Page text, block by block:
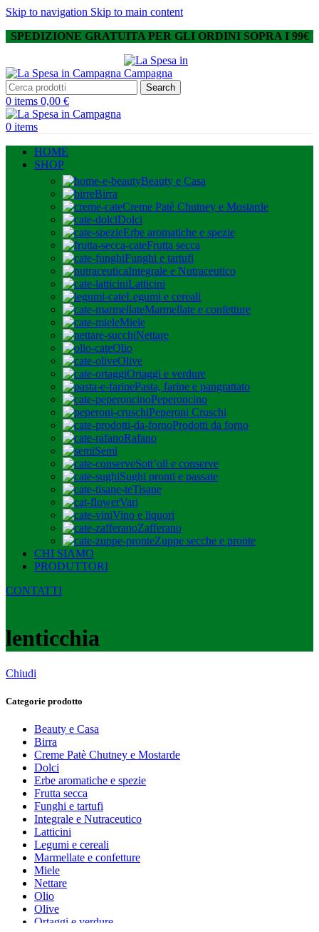
Skip to navigation Skip to main content
SPEDIZIONE GRATUITA PER GLI ORDINI SOPRA I 99€
Search
0 items 0,00 €
0 items
HOME
SHOP
Beauty e Casa
Birra
Creme Patè Chutney e Mostarde
Dolci
Erbe aromatiche e spezie
Frutta secca
Funghi e tartufi
Integrale e Nutraceutico
Latticini
Legumi e cereali
Marmellate e confetture
Miele
Nettare
Olio
Olive
Ortaggi e verdure
Pasta, farine e pangrattato
Peperoncino
Peperoni Cruschi
Prodotti da forno
Rafano
Semi
Sott’oli e conserve
Sughi pronti e passate
Tisane
Vari
Vino e liquori
Zafferano
Zuppe secche e pronte
CHI SIAMO
PRODUTTORI
CONTATTI
lenticchia
Chiudi
Categorie prodotto
Beauty e Casa
Birra
Creme Patè Chutney e Mostarde
Dolci
Erbe aromatiche e spezie
Frutta secca
Funghi e tartufi
Integrale e Nutraceutico
Latticini
Legumi e cereali
Marmellate e confetture
Miele
Nettare
Olio
Olive
Ortaggi e verdure